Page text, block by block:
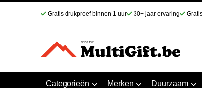
Gratis drukproef binnen 1 uur 30+ jaar ervaring
Categorieën Merken Duurzaam